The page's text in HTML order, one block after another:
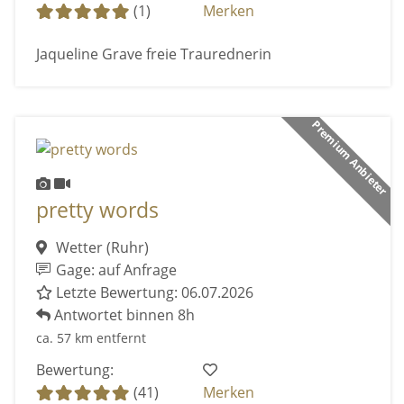
(1)
Merken
Jaqueline Grave freie Traurednerin
Premium Anbieter
pretty words
Wetter (Ruhr)
Gage: auf Anfrage
Letzte Bewertung: 06.07.2026
Antwortet binnen 8h
ca. 57 km entfernt
Bewertung:
(41)
Merken